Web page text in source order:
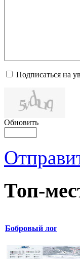
Подписаться на
Обновить
Топ-
Бобровый лог